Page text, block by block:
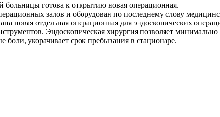
больницы готова к открытию новая операционная.
залов и оборудован по последнему слову
новая отдельная операционная для эндоскопических
Эндоскопическая хирургия позволяет минимально
укорачивает срок пребывания в стационаре.